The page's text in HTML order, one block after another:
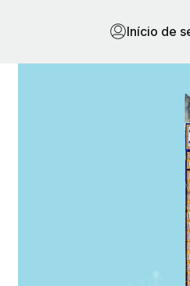
Início de